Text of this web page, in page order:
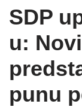
SDP
u:
punu